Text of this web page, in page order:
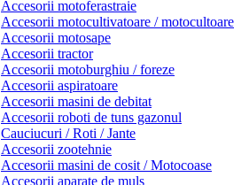
Accesorii motoferastraie
Accesorii motocultivatoare / motocultoare
Accesorii motosape
Accesorii tractor
Accesorii motoburghiu / foreze
Accesorii aspiratoare
Accesorii masini de debitat
Accesorii roboti de tuns gazonul
Cauciucuri / Roti / Jante
Accesorii zootehnie
Accesorii masini de cosit / Motocoase
Accesorii aparate de muls